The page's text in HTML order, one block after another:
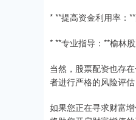
* **提高资金利用率：
* **专业指导：**榆林
当然，股票配资也存
者进行严格的风险评
如果您正在寻求财富